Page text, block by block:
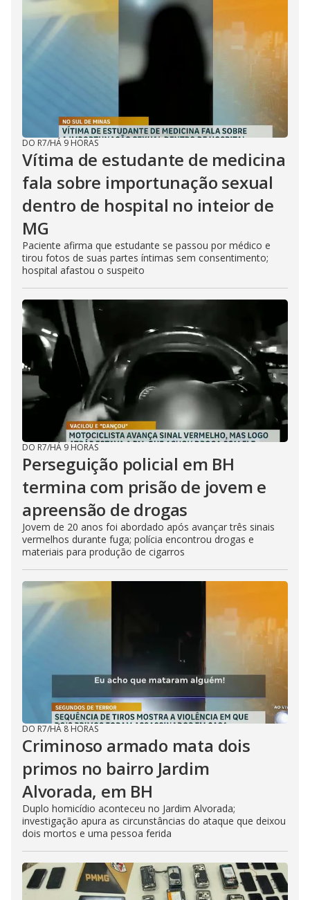
DO R7/HÁ 9 HORAS
Vítima de estudante de medicina
fala sobre importunação sexual
dentro de hospital no inteior de
MG
Paciente afirma que estudante se passou por médico e
tirou fotos de suas partes íntimas sem consentimento;
hospital afastou o suspeito
DO R7/HÁ 9 HORAS
Perseguição policial em BH
termina com prisão de jovem e
apreensão de drogas
Jovem de 20 anos foi abordado após avançar três sinais
vermelhos durante fuga; polícia encontrou drogas e
materiais para produção de cigarros
DO R7/HÁ 8 HORAS
Criminoso armado mata dois
primos no bairro Jardim
Alvorada, em BH
Duplo homicídio aconteceu no Jardim Alvorada;
investigação apura as circunstâncias do ataque que deixou
dois mortos e uma pessoa ferida